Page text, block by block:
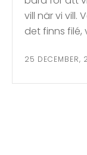
vill när vi vill.
det finns filé,
25 DECEMBER,